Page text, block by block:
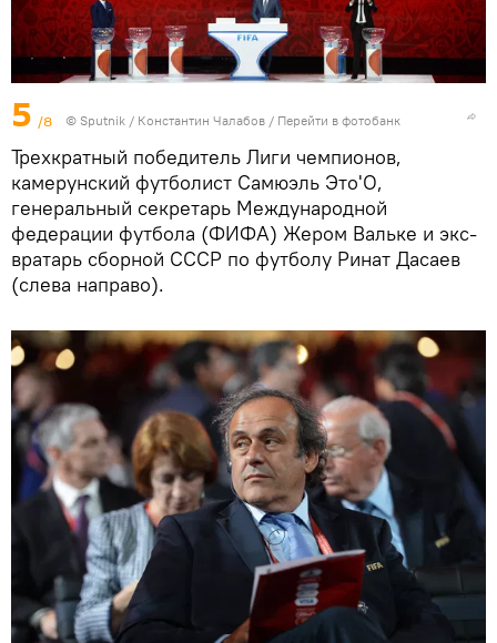
5 /8 © Sputnik / Константин Чалабов / Перейти в фотобанк
Трехкратный победитель Лиги чемпионов,
камерунский футболист Самюэль Это'О,
генеральный секретарь Международной
федерации футбола (ФИФА) Жером Вальке и экс-
вратарь сборной СССР по футболу Ринат Дасаев
(слева направо).